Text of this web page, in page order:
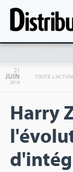
21
JUIN
2018
TOUTE
Harry